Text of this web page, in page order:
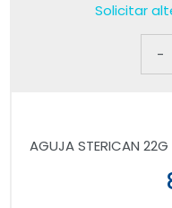
Solicitar
-
AGUJA STERICAN